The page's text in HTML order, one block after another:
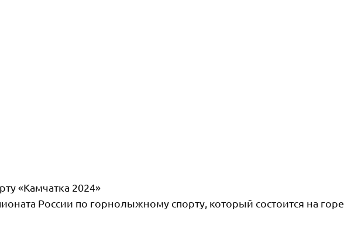
«Камчатка 2024»
России по горнолыжному спорту, который состоится на